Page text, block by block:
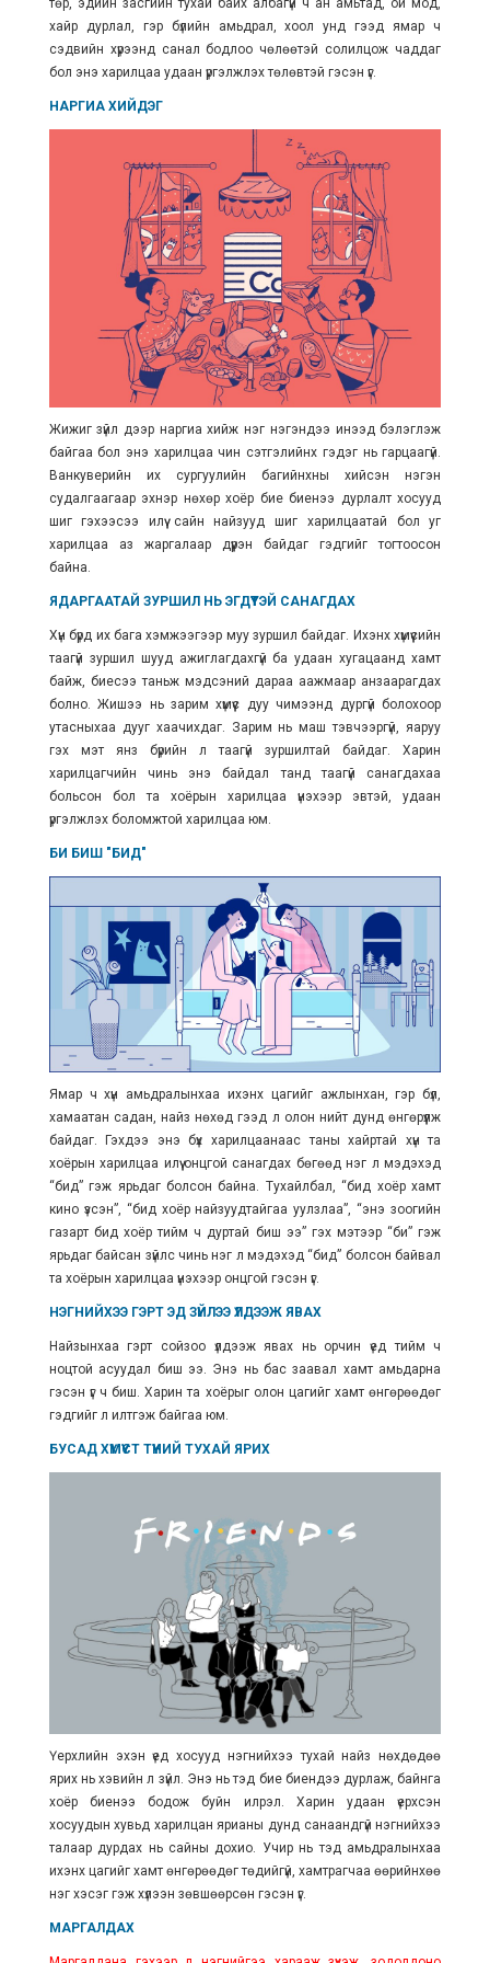
төр, эдийн засгийн тухай байх албагүй ч ан амьтад, ой мод,
хайр дурлал, гэр бүлийн амьдрал, хоол унд гээд ямар ч
сэдвийн хүрээнд санал бодлоо чөлөөтэй солилцож чаддаг
бол энэ харилцаа удаан үргэлжлэх төлөвтэй гэсэн үг.
НАРГИА ХИЙДЭГ
Жижиг зүйл дээр наргиа хийж нэг нэгэндээ инээд бэлэглэж
байгаа бол энэ харилцаа чин сэтгэлийнх гэдэг нь гарцаагүй.
Ванкуверийн их сургуулийн багийнхны хийсэн нэгэн
судалгаагаар эхнэр нөхөр хоёр бие биенээ дурлалт хосууд
шиг гэхээсээ илүү сайн найзууд шиг харилцаатай бол уг
харилцаа аз жаргалаар дүүрэн байдаг гэдгийг тогтоосон
байна.
ЯДАРГААТАЙ ЗУРШИЛ НЬ ЭГДҮҮТЭЙ САНАГДАХ
Хүн бүрд их бага хэмжээгээр муу зуршил байдаг. Ихэнх хүмүүсийн
таагүй зуршил шууд ажиглагдахгүй ба удаан хугацаанд хамт
байж, биесээ таньж мэдсэний дараа аажмаар анзаарагдах
болно. Жишээ нь зарим хүмүүс дуу чимээнд дургүй болохоор
утасныхаа дууг хаачихдаг. Зарим нь маш тэвчээргүй, яаруу
гэх мэт янз бүрийн л таагүй зуршилтай байдаг. Харин
харилцагчийн чинь энэ байдал танд таагүй санагдахаа
больсон бол та хоёрын харилцаа үнэхээр эвтэй, удаан
үргэлжлэх боломжтой харилцаа юм.
БИ БИШ "БИД"
Ямар ч хүн амьдралынхаа ихэнх цагийг ажлынхан, гэр бүл,
хамаатан садан, найз нөхөд гээд л олон нийт дунд өнгөрүүлж
байдаг. Гэхдээ энэ бүх харилцаанаас таны хайртай хүн та
хоёрын харилцаа илүү онцгой санагдах бөгөөд нэг л мэдэхэд
“бид” гэж ярьдаг болсон байна. Тухайлбал, “бид хоёр хамт
кино үзсэн”, “бид хоёр найзуудтайгаа уулзлаа”, “энэ зоогийн
газарт бид хоёр тийм ч дуртай биш ээ” гэх мэтээр “би” гэж
ярьдаг байсан зүйлс чинь нэг л мэдэхэд “бид” болсон байвал
та хоёрын харилцаа үнэхээр онцгой гэсэн үг.
НЭГНИЙХЭЭ ГЭРТ ЭД ЗҮЙЛЭЭ ҮЛДЭЭЖ ЯВАХ
Найзынхаа гэрт сойзоо үлдээж явах нь орчин үед тийм ч
ноцтой асуудал биш ээ. Энэ нь бас заавал хамт амьдарна
гэсэн үг ч биш. Харин та хоёрыг олон цагийг хамт өнгөрөөдөг
гэдгийг л илтгэж байгаа юм.
БУСАД ХҮМҮҮСТ ТҮҮНИЙ ТУХАЙ ЯРИХ
Үерхлийн эхэн үед хосууд нэгнийхээ тухай найз нөхдөдөө
ярих нь хэвийн л зүйл. Энэ нь тэд бие биендээ дурлаж, байнга
хоёр биенээ бодож буйн илрэл. Харин удаан үерхсэн
хосуудын хувьд харилцан ярианы дунд санаандгүй нэгнийхээ
талаар дурдах нь сайны дохио. Учир нь тэд амьдралынхаа
ихэнх цагийг хамт өнгөрөөдөг төдийгүй, хамтрагчаа өөрийнхөө
нэг хэсэг гэж хүлээн зөвшөөрсөн гэсэн үг.
МАРГАЛДАХ